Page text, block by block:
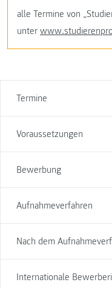
Termine
Voraussetzungen
Bewerbung
Aufnahmeverfahren
Nach dem
Internationale
alle Termine von
unter